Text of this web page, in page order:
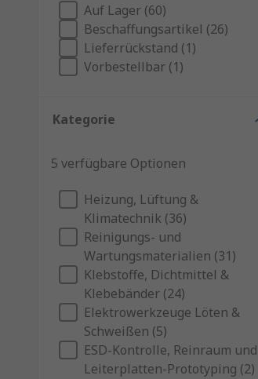
Auf Lager (60)
Beschaffungsartikel (26)
Lieferrückstand (1)
Vorbestellbar (1)
Kategorie
5 verfügbare Optionen
Heizung, Lüftung &
Klimatechnik (36)
Reinigungs- und
Wartungsmaterialien (31)
Klebstoffe, Dichtmittel &
Klebebänder (24)
Elektrowerkzeuge Löten &
Schweißen (5)
ESD-Kontrolle, Reinraum und
Leiterplatten-Prototyping (2)